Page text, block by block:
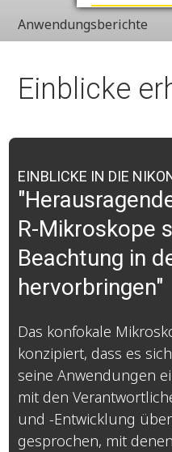
Anwendungsberichte
Einblicke
EINBLICKE IN DIE
R-Mikroskope
Beachtung in
hervorbringen"
Das konfokale
konzipiert, dass es
seine Anwendungen
mit den
und -Entwicklung
gesprochen, mit